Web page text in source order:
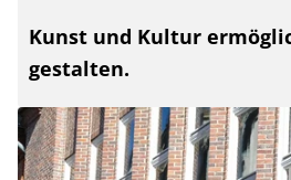
Kunst und Kultur
gestalten.